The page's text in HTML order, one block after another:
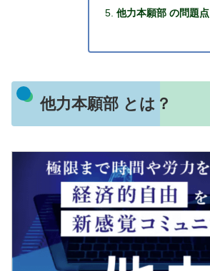
他力本願部 の問題点
他力本願部 とは？